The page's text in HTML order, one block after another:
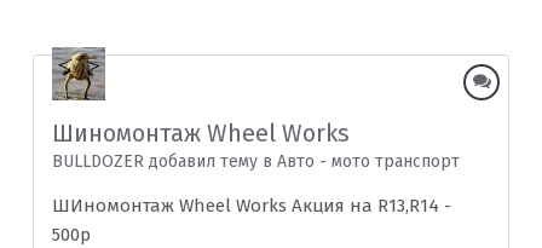
Шиномонтаж Wheel Works
BULLDOZER добавил тему в Авто - мото транспорт
ШИномонтаж Wheel Works Акция на R13,R14 -
500р